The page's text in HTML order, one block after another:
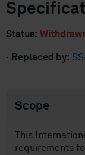
Status:
· Replaced by:
Scope
This
requirements